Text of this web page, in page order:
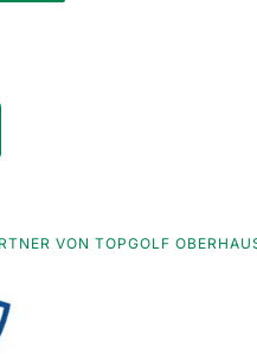
VON TOPGOLF